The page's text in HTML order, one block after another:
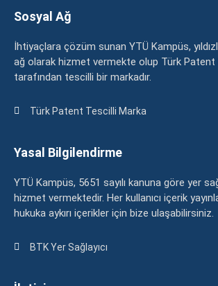
Sosyal Ağ
İhtiyaçlara çözüm sunan YTÜ Kampüs,
ağ olarak hizmet vermekte olup Türk
tarafından tescilli bir markadır.
Türk Patent Tescilli Marka
Yasal Bilgilendirme
YTÜ Kampüs, 5651 sayılı kanuna göre yer
hizmet vermektedir. Her kullanıcı içerik
hukuka aykırı içerikler için bize ulaşabilirsiniz.
BTK Yer Sağlayıcı